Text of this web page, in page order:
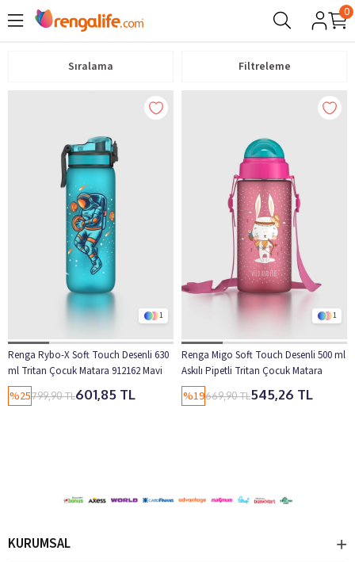
0
Filtreleme
Sıralama
1
Renga Rybo-X Soft Touch Desenli 630
ml Tritan Çocuk Matara 912162 Mavi
601,85 TL
799,90 TL
%25
1
Renga Migo Soft Touch Desenli 500 ml
Askılı Pipetli Tritan Çocuk Matara
912142 Pembe
545,26 TL
669,90 TL
%19
KURUMSAL